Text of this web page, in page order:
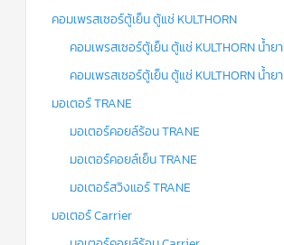
คอมเพรสเซอร์ตู้เย็น ตู้แช่ KULTHORN
คอมเพรสเซอร์ตู้เย็น ตู้แช่ KULTHORN น้ำย
คอมเพรสเซอร์ตู้เย็น ตู้แช่ KULTHORN น้ำย
มอเตอร์ TRANE
มอเตอร์คอยล์ร้อน TRANE
มอเตอร์คอยล์เย็น TRANE
มอเตอร์สวิงแอร์ TRANE
มอเตอร์ Carrier